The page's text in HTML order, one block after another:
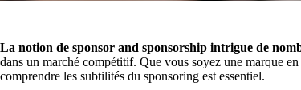
La notion de sponsor and sponsorship intrigue de
dans un marché compétitif. Que vous soyez une marque
comprendre les subtilités du sponsoring est essentiel.